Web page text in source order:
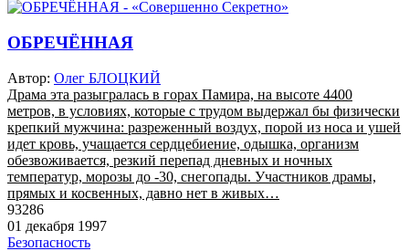
ОБРЕЧЁННАЯ
Автор: Олег БЛОЦКИЙ
Драма эта разыгралась в горах Памира, на высоте 4400
метров, в условиях, которые с трудом выдержал бы физически
крепкий мужчина: разреженный воздух, порой из носа и ушей
идет кровь, учащается сердцебиение, одышка, организм
обезвоживается, резкий перепад дневных и ночных
температур, морозы до -30, снегопады. Участников драмы,
прямых и косвенных, давно нет в живых…
93286
01 декабря 1997
Безопасность